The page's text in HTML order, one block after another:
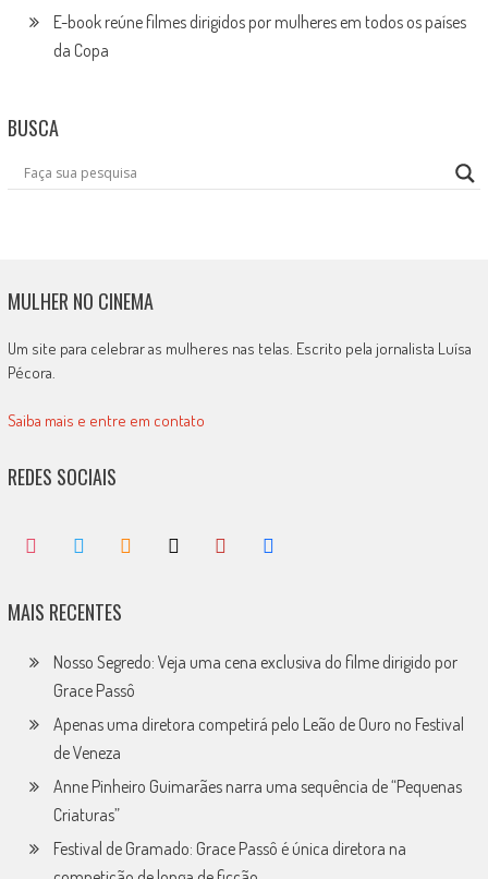
E-book reúne filmes dirigidos por mulheres em todos os países
da Copa
BUSCA
MULHER NO CINEMA
Um site para celebrar as mulheres nas telas. Escrito pela jornalista Luísa
Pécora.
Saiba mais e entre em contato
REDES SOCIAIS
MAIS RECENTES
Nosso Segredo: Veja uma cena exclusiva do filme dirigido por
Grace Passô
Apenas uma diretora competirá pelo Leão de Ouro no Festival
de Veneza
Anne Pinheiro Guimarães narra uma sequência de “Pequenas
Criaturas”
Festival de Gramado: Grace Passô é única diretora na